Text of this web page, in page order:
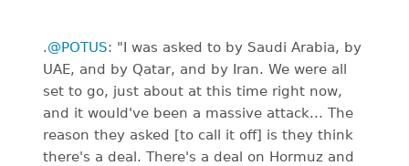
.@POTUS: "I was asked to by Saudi Arabia, by
UAE, and by Qatar, and by Iran. We were all
set to go, just about at this time right now,
and it would've been a massive attack... The
reason they asked [to call it off] is they think
there's a deal. There's a deal on Hormuz and